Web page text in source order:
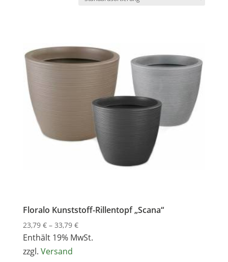
Floralo Kunststoff-Rillentopf „Scana“
23,79 € – 33,79 €Preisspanne:
23,79 €
Enthält 19% MwSt.
zzgl. Versand